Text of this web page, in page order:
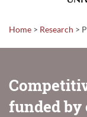
Home > Research >
funded